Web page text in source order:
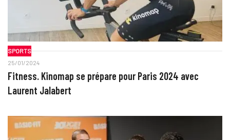
SPORTS
25/01/2024
Fitness. Kinomap se prépare pour Paris 2024 avec
Laurent Jalabert